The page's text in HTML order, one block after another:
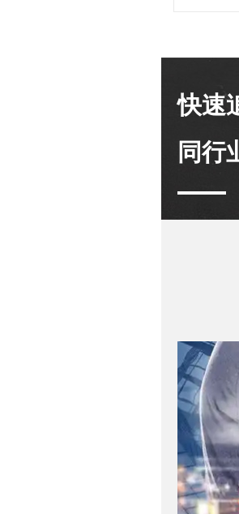
快速
同行